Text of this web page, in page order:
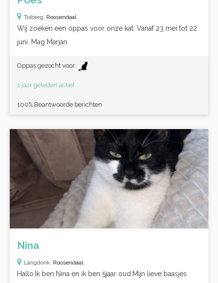
Tolberg, Roosendaal
Wij zoeken een oppas voor onze kat. Vanaf 23 mei tot 22
juni. Mag Marjan
Oppas gezocht voor:
1 jaar geleden actief
100% Beantwoorde berichten
Nina
Langdonk, Roosendaal
Hallo,Ik ben Nina en ik ben 5jaar oud.Mijn lieve baasjes